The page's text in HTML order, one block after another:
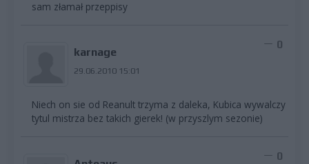
sam złamał przeppisy
karnage
29.06.2010 15:01
0
Niech on sie od Reanult trzyma z daleka, Kubica wywalczy
tytul mistrza bez takich gierek! (w przyszlym sezonie)
0